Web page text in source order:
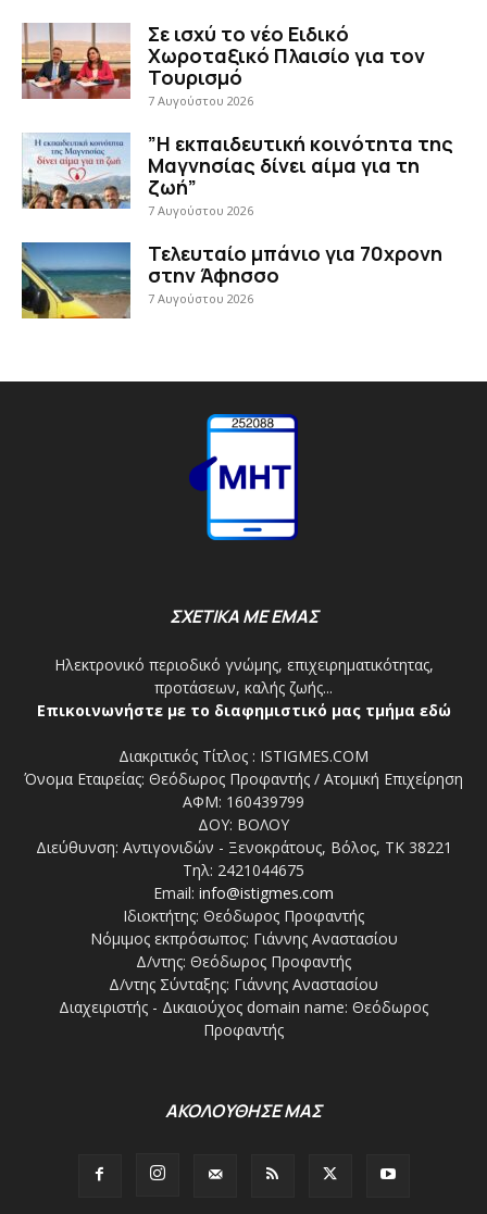
Σε ισχύ το νέο Ειδικό
Χωροταξικό Πλαισίο για τον
Τουρισμό
7 Αυγούστου 2026
”Η εκπαιδευτική κοινότητα της
Μαγνησίας δίνει αίμα για τη
ζωή”
7 Αυγούστου 2026
Τελευταίο μπάνιο για 70χρονη
στην Άφησσο
7 Αυγούστου 2026
ΣΧΕΤΙΚΑ ΜΕ ΕΜΑΣ
Ηλεκτρονικό περιοδικό γνώμης, επιχειρηματικότητας,
προτάσεων, καλής ζωής...
Επικοινωνήστε με το διαφημιστικό μας τμήμα εδώ
Διακριτικός Τίτλος : ISTIGMES.COM
Όνομα Εταιρείας: Θεόδωρος Προφαντής / Ατομική Επιχείρηση
ΑΦΜ: 160439799
ΔΟΥ: ΒΟΛΟΥ
Διεύθυνση: Αντιγονιδών - Ξενοκράτους, Βόλος, ΤΚ 38221
Τηλ: 2421044675
Email: info@istigmes.com
Ιδιοκτήτης: Θεόδωρος Προφαντής
Νόμιμος εκπρόσωπος: Γιάννης Αναστασίου
Δ/ντης: Θεόδωρος Προφαντής
Δ/ντης Σύνταξης: Γιάννης Αναστασίου
Διαχειριστής - Δικαιούχος domain name: Θεόδωρος
Προφαντής
ΑΚΟΛΟΥΘΗΣΕ ΜΑΣ